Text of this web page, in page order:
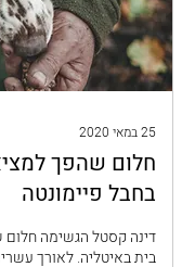
25 במאי 2020
חלום שהפך
בחבל פיימונטה
דינה קסטל הגשימה
בית באיטליה. לאורך